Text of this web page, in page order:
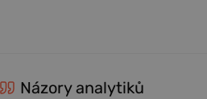
Názory analytiků